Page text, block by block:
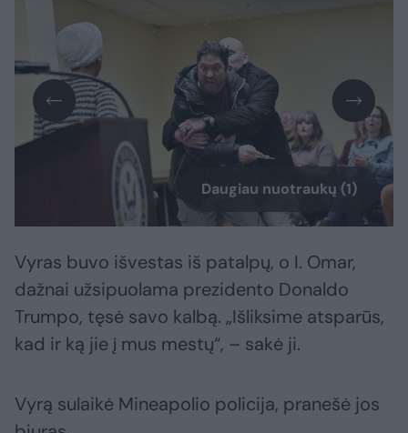
Daugiau nuotraukų (1)
Vyras buvo išvestas iš patalpų, o I. Omar,
dažnai užsipuolama prezidento Donaldo
Trumpo, tęsė savo kalbą. „Išliksime atsparūs,
kad ir ką jie į mus mestų“, – sakė ji.
Vyrą sulaikė Mineapolio policija, pranešė jos